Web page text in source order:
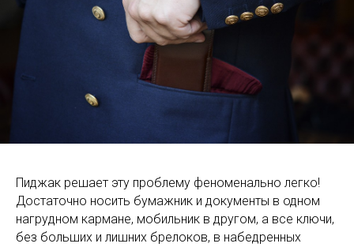
Пиджак решает эту проблему феноменально легко!
Достаточно носить бумажник и документы в одном
нагрудном кармане, мобильник в другом, а все ключи,
без больших и лишних брелоков, в набедренных